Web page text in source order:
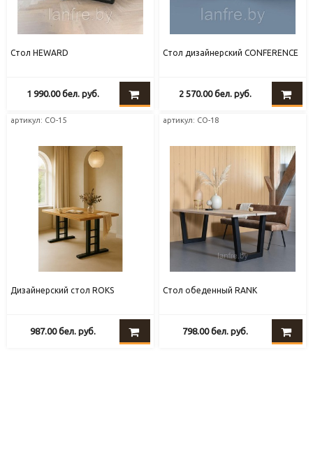
Стол HEWARD
1 990.00бел. руб.
Стол дизайнерский CONFERENCE
2 570.00бел. руб.
артикул: СО-15
Дизайнерский стол ROKS
987.00бел. руб.
артикул: СО-18
Стол обеденный RANK
798.00бел. руб.